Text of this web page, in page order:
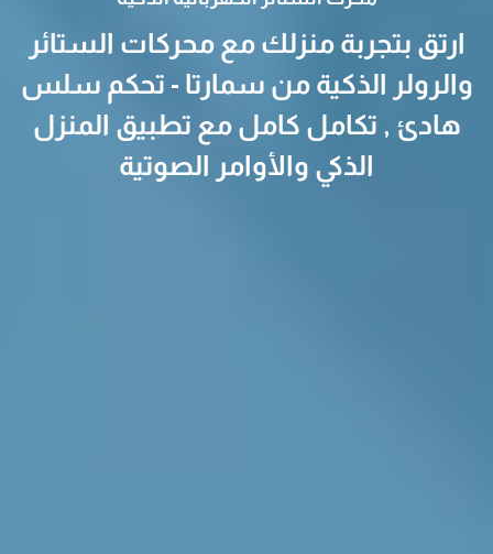
ارتق بتجربة منزلك مع محركات الستائر
والرولر الذكية من سمارتا - تحكم سلس
هادئ , تكامل كامل مع تطبيق المنزل
الذكي والأوامر الصوتية